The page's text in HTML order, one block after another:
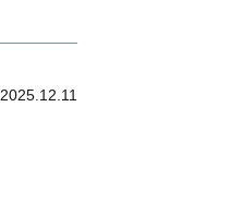
2025.12.11